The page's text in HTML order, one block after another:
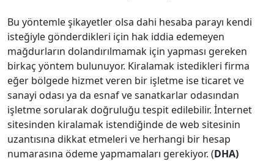
Bu yöntemle şikayetler olsa dahi hesaba parayı kendi
isteğiyle gönderdikleri için hak iddia edemeyen
mağdurların dolandırılmamak için yapması gereken
birkaç yöntem bulunuyor. Kiralamak istedikleri firma
eğer bölgede hizmet veren bir işletme ise ticaret ve
sanayi odası ya da esnaf ve sanatkarlar odasından
işletme sorularak doğruluğu tespit edilebilir. İnternet
sitesinden kiralamak istendiğinde de web sitesinin
uzantısına dikkat etmeleri ve herhangi bir hesap
numarasına ödeme yapmamaları gerekiyor. (DHA)